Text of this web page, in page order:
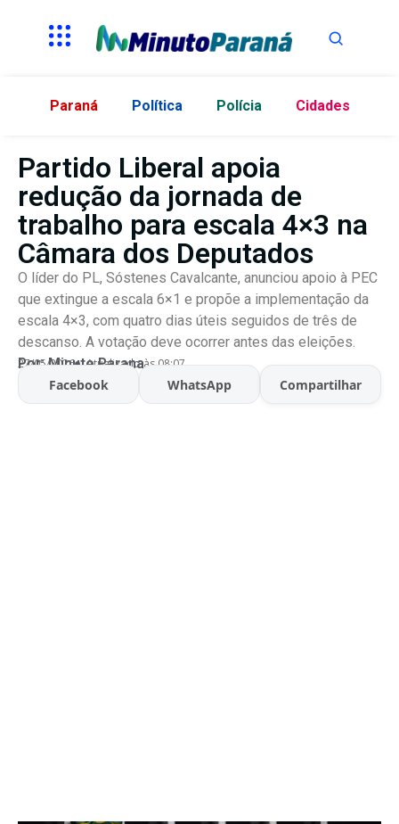
Paraná Política Polícia Cidades
Partido Liberal apoia
redução da jornada de
trabalho para escala 4×3 na
Câmara dos Deputados
O líder do PL, Sóstenes Cavalcante, anunciou apoio à PEC
que extingue a escala 6×1 e propõe a implementação da
escala 4×3, com quatro dias úteis seguidos de três de
descanso. A votação deve ocorrer antes das eleições.
Por:Minuto Parana
27/05/2026 Atualizado às 08:07
Facebook WhatsApp Compartilhar